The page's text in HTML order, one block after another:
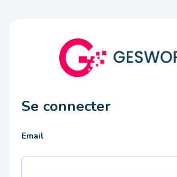
Se connecter
Email